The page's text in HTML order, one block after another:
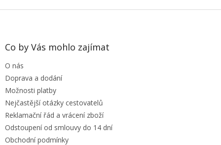
Z
Co by Vás mohlo zajímat
O nás
Doprava a dodání
Možnosti platby
Nejčastější otázky cestovatelů
Reklamační řád a vrácení zboží
Odstoupení od smlouvy do 14 dní
Obchodní podmínky